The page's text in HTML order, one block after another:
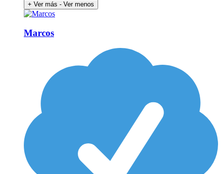
+ Ver más - Ver menos
Marcos